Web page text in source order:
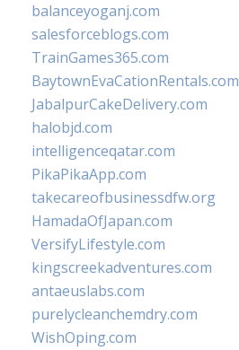
balanceyoganj.com
salesforceblogs.com
TrainGames365.com
BaytownEvaCationRentals.com
JabalpurCakeDelivery.com
halobjd.com
intelligenceqatar.com
PikaPikaApp.com
takecareofbusinessdfw.org
HamadaOfJapan.com
VersifyLifestyle.com
kingscreekadventures.com
antaeuslabs.com
purelycleanchemdry.com
WishOping.com